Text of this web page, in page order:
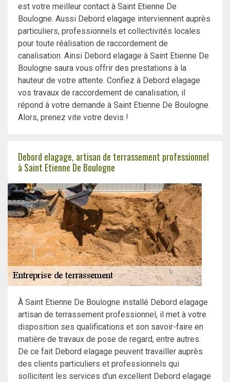
est votre meilleur contact à Saint Etienne De
Boulogne. Aussi Debord elagage interviennent auprès
particuliers, professionnels et collectivités locales
pour toute réalisation de raccordement de
canalisation. Ainsi Debord elagage à Saint Etienne De
Boulogne saura vous offrir des prestations à la
hauteur de votre attente. Confiez à Debord elagage
vos travaux de raccordement de canalisation, il
répond à votre demande à Saint Etienne De Boulogne.
Alors, prenez vite votre devis !
Debord elagage, artisan de terrassement professionnel
à Saint Etienne De Boulogne
À Saint Etienne De Boulogne installé Debord elagage
artisan de terrassement professionnel, il met à votre
disposition ses qualifications et son savoir-faire en
matière de travaux de pose de regard, entre autres.
De ce fait Debord elagage peuvent travailler auprès
des clients particuliers et professionnels qui
sollicitent les services d’un excellent Debord elagage